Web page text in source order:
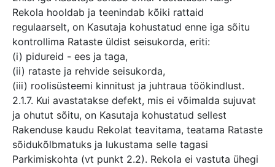
Rekola hooldab ja teenindab kõiki rattaid
regulaarselt, on Kasutaja kohustatud enne iga sõitu
kontrollima Rataste üldist seisukorda, eriti:
(i) pidureid - ees ja taga,
(ii) rataste ja rehvide seisukorda,
(iii) roolisüsteemi kinnitust ja juhtraua töökindlust.
2.1.7. Kui avastatakse defekt, mis ei võimalda sujuvat
ja ohutut sõitu, on Kasutaja kohustatud sellest
Rakenduse kaudu Rekolat teavitama, teatama Rataste
sõidukõlbmatuks ja lukustama selle tagasi
Parkimiskohta (vt punkt 2.2). Rekola ei vastuta ühegi